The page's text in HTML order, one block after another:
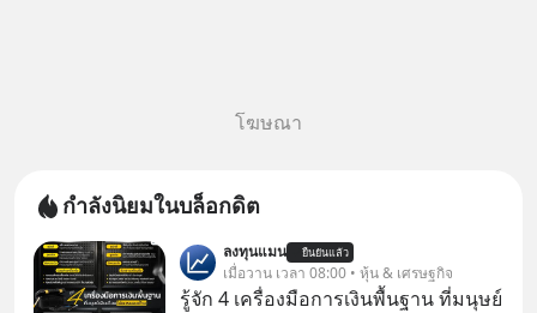
โฆษณา
กำลังนิยมในบล็อกดิต
ลงทุนแมน ยืนยันแล้ว
เมื่อวาน เวลา 08:00 • หุ้น & เศรษฐกิจ
รู้จัก 4 เครื่องมือการเงินพื้นฐาน ที่มนุษย์